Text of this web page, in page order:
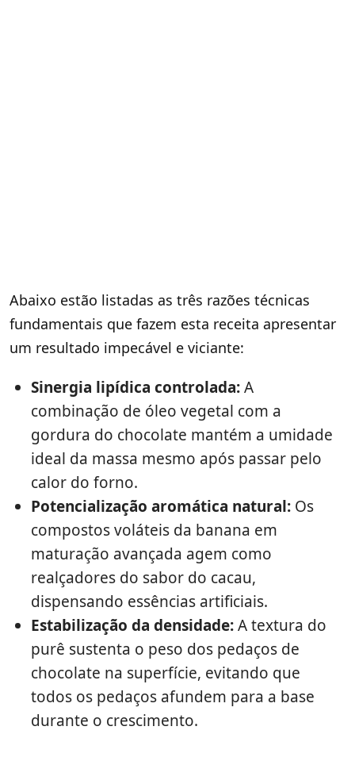
Abaixo estão listadas as três razões técnicas
fundamentais que fazem esta receita apresentar
um resultado impecável e viciante:
Sinergia lipídica controlada:A
combinação de óleo vegetal com a
gordura do chocolate mantém a umidade
ideal da massa mesmo após passar pelo
calor do forno.
Potencialização aromática natural: Os
compostos voláteis da banana em
maturação avançada agem como
realçadores do sabor do cacau,
dispensando essências artificiais.
Estabilização da densidade:A textura do
purê sustenta o peso dos pedaços de
chocolate na superfície, evitando que
todos os pedaços afundem para a base
durante o crescimento.